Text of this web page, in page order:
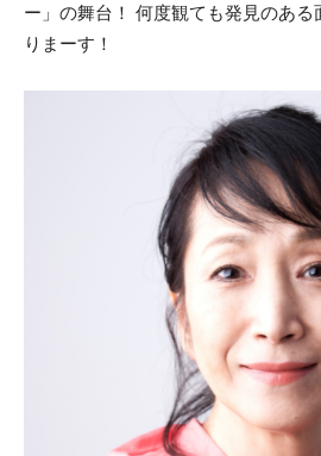
ー」の舞台！ 何度観ても発見のあ
りまーす！